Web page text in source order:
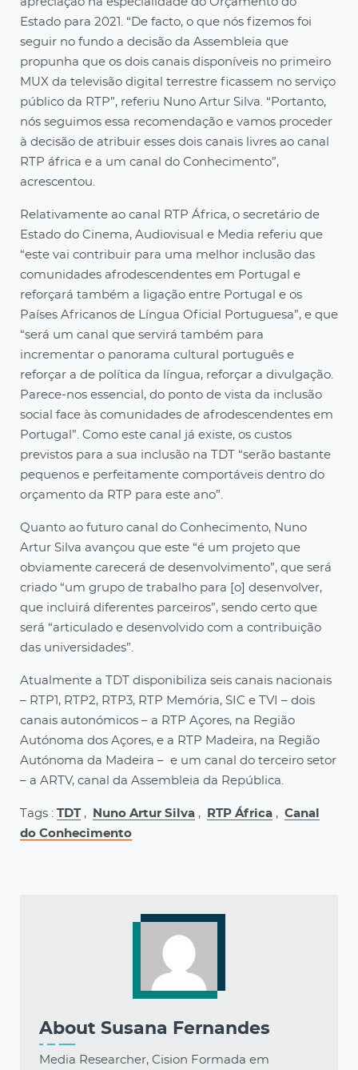
Estado para 2021. “De facto, o que nós fizemos foi
seguir no fundo a decisão da Assembleia que
propunha que os dois canais disponíveis no primeiro
MUX da televisão digital terrestre ficassem no serviço
público da RTP”, referiu Nuno Artur Silva. “Portanto,
nós seguimos essa recomendação e vamos proceder
à decisão de atribuir esses dois canais livres ao canal
RTP áfrica e a um canal do Conhecimento”,
acrescentou.
Relativamente ao canal RTP África, o secretário de
Estado do Cinema, Audiovisual e Media referiu que
“este vai contribuir para uma melhor inclusão das
comunidades afrodescendentes em Portugal e
reforçará também a ligação entre Portugal e os
Países Africanos de Língua Oficial Portuguesa”, e que
“será um canal que servirá também para
incrementar o panorama cultural português e
reforçar a de política da língua, reforçar a divulgação.
Parece-nos essencial, do ponto de vista da inclusão
social face às comunidades de afrodescendentes em
Portugal”. Como este canal já existe, os custos
previstos para a sua inclusão na TDT “serão bastante
pequenos e perfeitamente comportáveis dentro do
orçamento da RTP para este ano”.
Quanto ao futuro canal do Conhecimento, Nuno
Artur Silva avançou que este “é um projeto que
obviamente carecerá de desenvolvimento”, que será
criado “um grupo de trabalho para [o] desenvolver,
que incluirá diferentes parceiros”, sendo certo que
será “articulado e desenvolvido com a contribuição
das universidades”.
Atualmente a TDT disponibiliza seis canais nacionais
– RTP1, RTP2, RTP3, RTP Memória, SIC e TVI – dois
canais autonómicos – a RTP Açores, na Região
Autónoma dos Açores, e a RTP Madeira, na Região
Autónoma da Madeira – e um canal do terceiro setor
– a ARTV, canal da Assembleia da República.
Tags : TDT, Nuno Artur Silva , RTP África , Canal
do Conhecimento
About Susana Fernandes
Media Researcher, Cision Formada em